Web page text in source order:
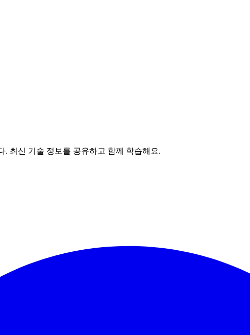
최신 기술 정보를 공유하고 함께 학습해요.